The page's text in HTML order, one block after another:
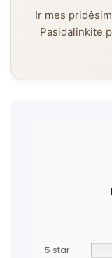
Ir mes
Pasidalinkite
5 star